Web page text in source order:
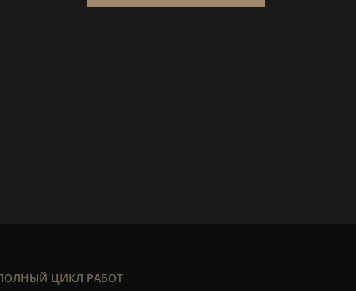
ЦИКЛ РАБОТ